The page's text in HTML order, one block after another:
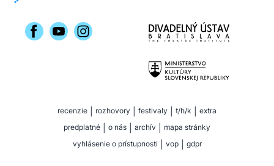
recenzie rozhovory festivaly t/h/k
extra
predplatné
o nás archív
mapa stránky
vyhlásenie o prístupnosti
vop gdpr